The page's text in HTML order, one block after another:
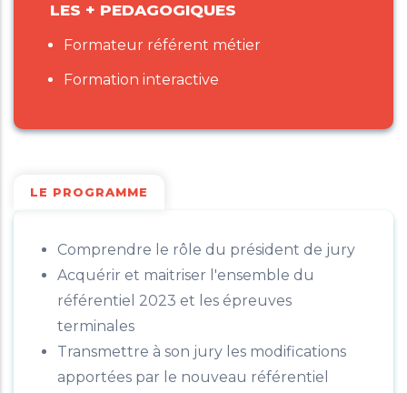
LES + PEDAGOGIQUES
Formateur référent métier
Formation interactive
LE PROGRAMME
Comprendre le rôle du président de jury
Acquérir et maitriser l'ensemble du
référentiel 2023 et les épreuves
terminales
Transmettre à son jury les modifications
apportées par le nouveau référentiel